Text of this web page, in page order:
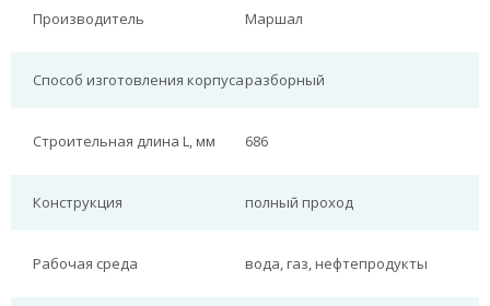
Производитель Маршал
Способ изготовления корпусаразборный
Строительная длина L, мм 686
Конструкция полный проход
Рабочая среда вода, газ, нефтепродукты